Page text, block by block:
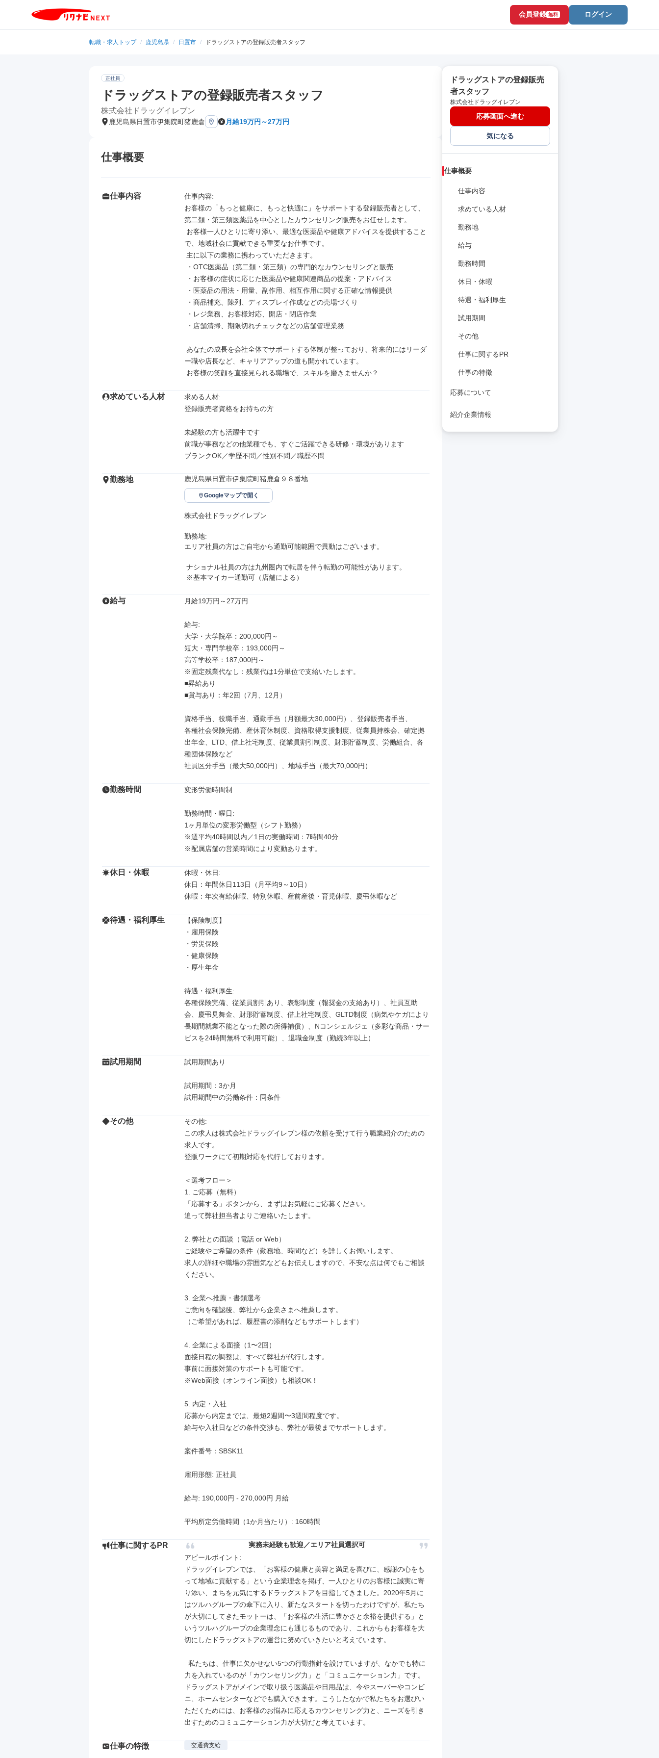
会員登録 無料 ログイン
転職・求人トップ / 鹿児島県 / 日置市 / ドラッグストアの登録販売者スタッフ
正社員
ドラッグストアの登録販売者スタッフ
株式会社ドラッグイレブン
鹿児島県日置市伊集院町猪鹿倉 月給19万円～27万円
仕事概要
仕事内容
仕事内容:
お客様の「もっと健康に、もっと快適に」をサポートする登録販売者として、
第二類・第三類医薬品を中心としたカウンセリング販売をお任せします。
で、地域社会に貢献できる重要なお仕事です。
ー職や店長など、キャリアアップの道も開かれています。
お客様の笑顔を直接見られる職場で、スキルを磨きませんか？
求めている人材
求める人材:
登録販売者資格をお持ちの方
未経験の方も活躍中です
前職が事務などの他業種でも、すぐご活躍できる研修・環境があります
ブランクOK／学歴不問／性別不問／職歴不問
勤務地 鹿児島県日置市伊集院町猪鹿倉９８番地
Googleマップで開く
株式会社ドラッグイレブン
勤務地:
エリア社員の方はご自宅から通勤可能範囲で異動はございます。
※基本マイカー通勤可（店舗による）
給与 月給19万円～27万円
給与:
大学・大学院卒：200,000円～
短大・専門学校卒：193,000円～
高等学校卒：187,000円～
※固定残業代なし：残業代は1分単位で支給いたします。
■昇給あり
■賞与あり：年2回（7月、12月）
資格手当、役職手当、通勤手当（月額最大30,000円）、登録販売者手当、
各種社会保険完備、産休育休制度、資格取得支援制度、従業員持株会、確定拠
出年金、LTD、借上社宅制度、従業員割引制度、財形貯蓄制度、労働組合、各
種団体保険など
社員区分手当（最大50,000円）、地域手当（最大70,000円）
勤務時間 変形労働時間制
勤務時間・曜日:
1ヶ月単位の変形労働型（シフト勤務）
※週平均40時間以内／1日の実働時間：7時間40分
※配属店舗の営業時間により変動あります。
休日・休暇
休暇・休日:
休日：年間休日113日（月平均9～10日）
休暇：年次有給休暇、特別休暇、産前産後・育児休暇、慶弔休暇など
待遇・福利厚生
【保険制度】
・雇用保険
・労災保険
・健康保険
・厚生年金
待遇・福利厚生:
各種保険完備、従業員割引あり、表彰制度（報奨金の支給あり）、社員互助
会、慶弔見舞金、財形貯蓄制度、借上社宅制度、GLTD制度（病気やケガにより
長期間就業不能となった際の所得補償）、Nコンシェルジェ（多彩な商品・サー
ビスを24時間無料で利用可能）、退職金制度（勤続3年以上）
試用期間 試用期間あり
試用期間：3か月
試用期間中の労働条件：同条件
その他
その他:
この求人は株式会社ドラッグイレブン様の依頼を受けて行う職業紹介のための
求人です。
登販ワークにて初期対応を代行しております。
＜選考フロー＞
1. ご応募（無料）
「応募する」ボタンから、まずはお気軽にご応募ください。
追って弊社担当者よりご連絡いたします。
2. 弊社との面談（電話 or Web）
ご経験やご希望の条件（勤務地、時間など）を詳しくお伺いします。
求人の詳細や職場の雰囲気などもお伝えしますので、不安な点は何でもご相談
ください。
3. 企業へ推薦・書類選考
ご意向を確認後、弊社から企業さまへ推薦します。
（ご希望があれば、履歴書の添削などもサポートします）
4. 企業による面接（1〜2回）
面接日程の調整は、すべて弊社が代行します。
事前に面接対策のサポートも可能です。
※Web面接（オンライン面接）も相談OK！
5. 内定・入社
応募から内定までは、最短2週間〜3週間程度です。
給与や入社日などの条件交渉も、弊社が最後までサポートします。
案件番号：SBSK11
雇用形態: 正社員
給与: 190,000円 - 270,000円 月給
平均所定労働時間（1か月当たり）: 160時間
仕事に関するPR
実務未経験も歓迎／エリア社員選択可
アピールポイント:
ドラッグイレブンでは、「お客様の健康と美容と満足を喜びに、感謝の心をも
って地域に貢献する」という企業理念を掲げ、一人ひとりのお客様に誠実に寄
り添い、まちを元気にするドラッグストアを目指してきました。2020年5月に
はツルハグループの傘下に入り、新たなスタートを切ったわけですが、私たち
が大切にしてきたモットーは、「お客様の生活に豊かさと余裕を提供する」と
いうツルハグループの企業理念にも通じるものであり、これからもお客様を大
切にしたドラッグストアの運営に努めていきたいと考えています。
力を入れているのが「カウンセリング力」と「コミュニケーション力」です。
ドラッグストアがメインで取り扱う医薬品や日用品は、今やスーパーやコンビ
ニ、ホームセンターなどでも購入できます。こうしたなかで私たちをお選びい
ただくためには、お客様のお悩みに応えるカウンセリング力と、ニーズを引き
出すためのコミュニケーション力が大切だと考えています。
仕事の特徴 交通費支給
ドラッグストアの登録販売
者スタッフ
株式会社ドラッグイレブン
応募画面へ進む
気になる
仕事概要
仕事内容
求めている人材
勤務地
給与
勤務時間
休日・休暇
待遇・福利厚生
試用期間
その他
仕事に関するPR
仕事の特徴
応募について
紹介企業情報